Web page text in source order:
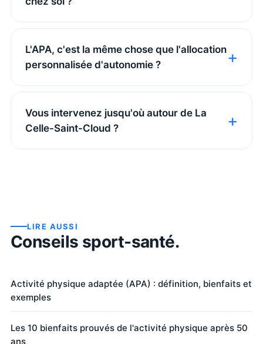
L'APA, c'est la même chose que l'allocation
personnalisée d'autonomie ?
Vous intervenez jusqu'où autour de La
Celle-Saint-Cloud ?
LIRE AUSSI
Conseils sport-santé.
Activité physique adaptée (APA) : définition, bienfaits et
exemples
Les 10 bienfaits prouvés de l'activité physique après 50
ans